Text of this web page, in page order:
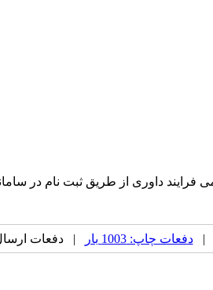
فرایند داوری از طریق ثبت نام
دفعات چاپ: 1003 بار | دفعات ارسال به